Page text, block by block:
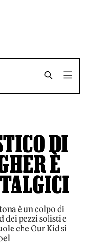
SHARE
SHARE
DI
È
è un colpo di
dei pezzi solisti e
che Our Kid si